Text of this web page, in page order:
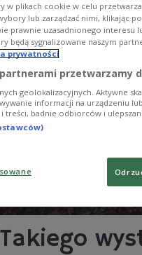
w plikach cookie w celu
lub zarządzać nimi, klikając
prawnie uzasadnionego
będą sygnalizowane naszym
prywatności
przetwarzamy
geolokalizacyjnych. Aktywne
informacji na urządzeniu
badnie odbiorców i